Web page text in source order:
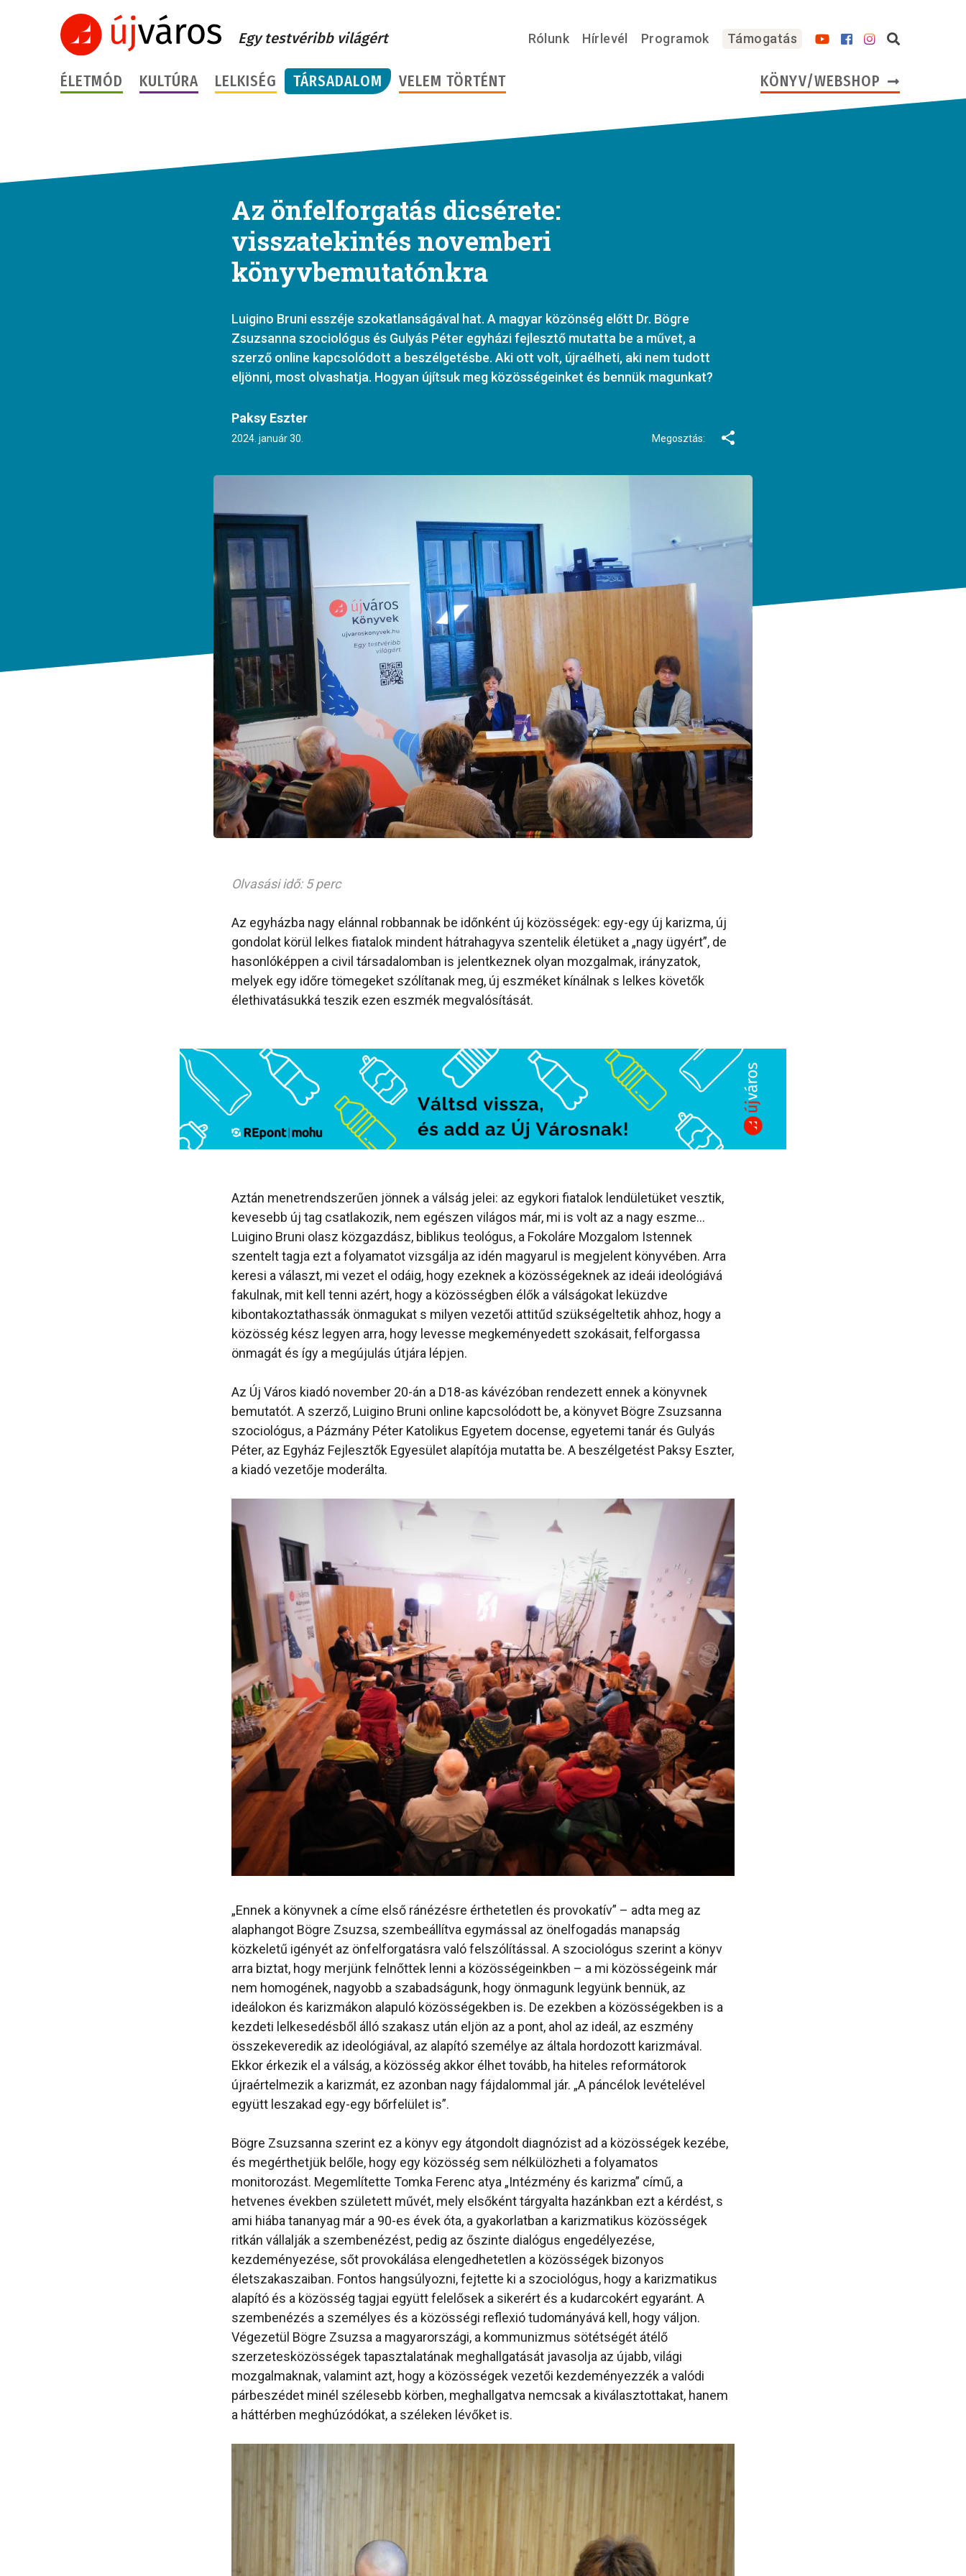
Egy testvéribb világért Rólunk Hírlevél Programok Támogatás
ÉLETMÓD KULTÚRA LELKISÉG TÁRSADALOM VELEM TÖRTÉNT KÖNYV/WEBSHOP
Az önfelforgatás dicsérete:
visszatekintés novemberi
könyvbemutatónkra
Luigino Bruni esszéje szokatlanságával hat. A magyar közönség előtt Dr. Bögre
Zsuzsanna szociológus és Gulyás Péter egyházi fejlesztő mutatta be a művet, a
szerző online kapcsolódott a beszélgetésbe. Aki ott volt, újraélheti, aki nem tudott
eljönni, most olvashatja. Hogyan újítsuk meg közösségeinket és bennük magunkat?
Paksy Eszter
2024. január 30. Megosztás:
Olvasási idő: 5 perc
Az egyházba nagy elánnal robbannak be időnként új közösségek: egy-egy új karizma, új
gondolat körül lelkes fiatalok mindent hátrahagyva szentelik életüket a „nagy ügyért”, de
hasonlóképpen a civil társadalomban is jelentkeznek olyan mozgalmak, irányzatok,
melyek egy időre tömegeket szólítanak meg, új eszméket kínálnak s lelkes követők
élethivatásukká teszik ezen eszmék megvalósítását.
Aztán menetrendszerűen jönnek a válság jelei: az egykori fiatalok lendületüket vesztik,
kevesebb új tag csatlakozik, nem egészen világos már, mi is volt az a nagy eszme…
Luigino Bruni olasz közgazdász, biblikus teológus, a Fokoláre Mozgalom Istennek
szentelt tagja ezt a folyamatot vizsgálja az idén magyarul is megjelent könyvében. Arra
keresi a választ, mi vezet el odáig, hogy ezeknek a közösségeknek az ideái ideológiává
fakulnak, mit kell tenni azért, hogy a közösségben élők a válságokat leküzdve
kibontakoztathassák önmagukat s milyen vezetői attitűd szükségeltetik ahhoz, hogy a
közösség kész legyen arra, hogy levesse megkeményedett szokásait, felforgassa
önmagát és így a megújulás útjára lépjen.
Az Új Város kiadó november 20-án a D18-as kávézóban rendezett ennek a könyvnek
bemutatót. A szerző, Luigino Bruni online kapcsolódott be, a könyvet Bögre Zsuzsanna
szociológus, a Pázmány Péter Katolikus Egyetem docense, egyetemi tanár és Gulyás
Péter, az Egyház Fejlesztők Egyesület alapítója mutatta be. A beszélgetést Paksy Eszter,
a kiadó vezetője moderálta.
„Ennek a könyvnek a címe első ránézésre érthetetlen és provokatív” – adta meg az
alaphangot Bögre Zsuzsa, szembeállítva egymással az önelfogadás manapság
közkeletű igényét az önfelforgatásra való felszólítással. A szociológus szerint a könyv
arra biztat, hogy merjünk felnőttek lenni a közösségeinkben – a mi közösségeink már
nem homogének, nagyobb a szabadságunk, hogy önmagunk legyünk bennük, az
ideálokon és karizmákon alapuló közösségekben is. De ezekben a közösségekben is a
kezdeti lelkesedésből álló szakasz után eljön az a pont, ahol az ideál, az eszmény
összekeveredik az ideológiával, az alapító személye az általa hordozott karizmával.
Ekkor érkezik el a válság, a közösség akkor élhet tovább, ha hiteles reformátorok
újraértelmezik a karizmát, ez azonban nagy fájdalommal jár. „A páncélok levételével
együtt leszakad egy-egy bőrfelület is”.
Bögre Zsuzsanna szerint ez a könyv egy átgondolt diagnózist ad a közösségek kezébe,
és megérthetjük belőle, hogy egy közösség sem nélkülözheti a folyamatos
monitorozást. Megemlítette Tomka Ferenc atya „Intézmény és karizma” című, a
hetvenes években született művét, mely elsőként tárgyalta hazánkban ezt a kérdést, s
ami hiába tananyag már a 90-es évek óta, a gyakorlatban a karizmatikus közösségek
ritkán vállalják a szembenézést, pedig az őszinte dialógus engedélyezése,
kezdeményezése, sőt provokálása elengedhetetlen a közösségek bizonyos
életszakaszaiban. Fontos hangsúlyozni, fejtette ki a szociológus, hogy a karizmatikus
alapító és a közösség tagjai együtt felelősek a sikerért és a kudarcokért egyaránt. A
szembenézés a személyes és a közösségi reflexió tudományává kell, hogy váljon.
Végezetül Bögre Zsuzsa a magyarországi, a kommunizmus sötétségét átélő
szerzetesközösségek tapasztalatának meghallgatását javasolja az újabb, világi
mozgalmaknak, valamint azt, hogy a közösségek vezetői kezdeményezzék a valódi
párbeszédet minél szélesebb körben, meghallgatva nemcsak a kiválasztottakat, hanem
a háttérben meghúzódókat, a széleken lévőket is.